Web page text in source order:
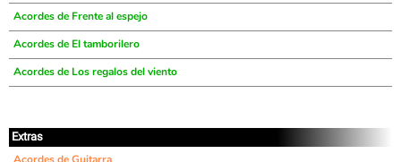
Acordes de Frente al espejo
Acordes de El tamborilero
Acordes de Los regalos del viento
Extras